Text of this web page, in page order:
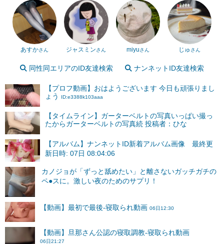
あすかさん ジャスミンさん miyuさん じゅさん
同性同エリアのID友達検索 ナンネットID友達検索
【プロフ動画】おはようございます 今日も頑張りまし
ょう
ID:e3388k103aaa
【タイムライン】ガーターベルトの写真いっぱい撮っ
たからガーターベルトの写真続 投稿者：ひな
【アルバム】ナンネットID新着アルバム画像 最終更
新日時: 07日 08:04:06